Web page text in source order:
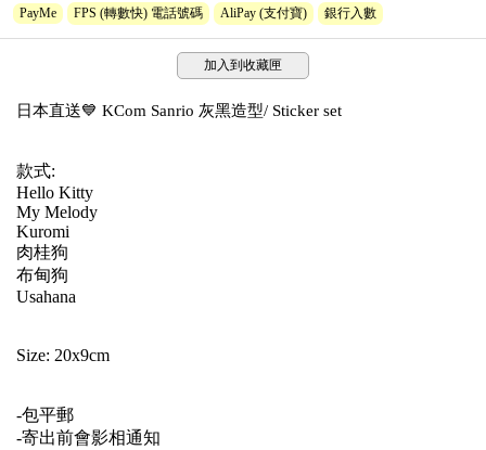
PayMe FPS (轉數快) 電話號碼 AliPay (支付寶) 銀行入數
加入到收藏匣
日本直送💙 KCom Sanrio 灰黑造型/ Sticker set
款式:
Hello Kitty
My Melody
Kuromi
肉桂狗
布甸狗
Usahana
Size: 20x9cm
-包平郵
-寄出前會影相通知